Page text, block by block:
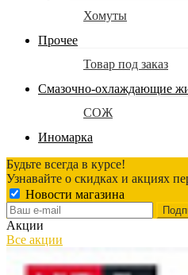
Хомуты
Прочее
Товар под заказ
Смазочно-охлаждающие
СОЖ
Иномарка
Будьте всегда в курсе!
Узнавайте о скидках и акциях
Новости магазина
Акции
Все акции